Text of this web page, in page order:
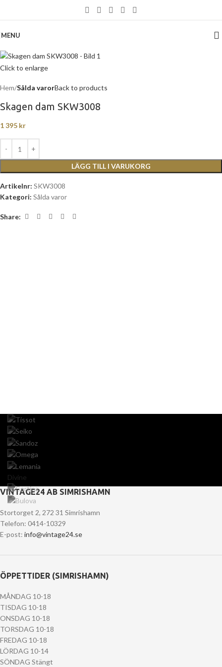
MENU
Click to enlarge
Hem Sålda varorBack to products
Skagen dam SKW3008
1 395 kr
LÄGG TILL I VARUKORG
Artikelnr: SKW3008
Kategori: Sålda varor
Share:
Divine
VINTAGE24 AB SIMRISHAMN
Stortorget 2, 272 31 Simrishamn
Telefon: 0414-10329
E-post: info@vintage24.se
ÖPPETTIDER (SIMRISHAMN)
MÅNDAG 10-18
TISDAG 10-18
ONSDAG 10-18
TORSDAG 10-18
FREDAG 10-18
LÖRDAG 10-14
SÖNDAG Stängt